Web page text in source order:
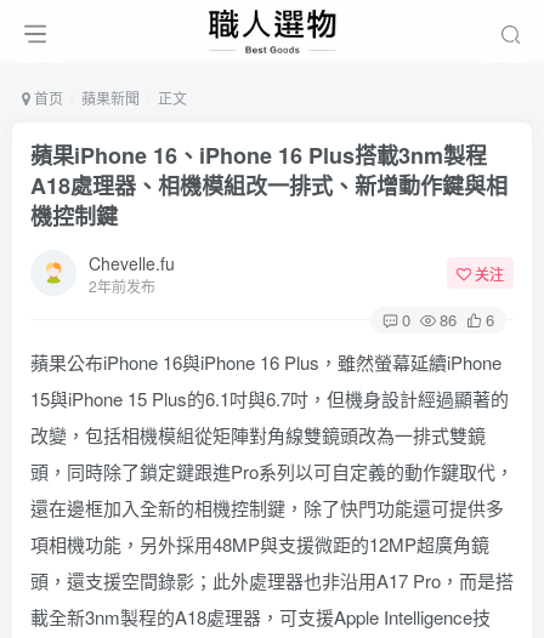
首页 蘋果新聞 正文
蘋果iPhone 16、iPhone 16 Plus搭載3nm製程
A18處理器、相機模組改一排式、新增動作鍵與相
機控制鍵
Chevelle.fu
2年前发布
关注
0 86 6
蘋果公布iPhone 16與iPhone 16 Plus，雖然螢幕延續iPhone
15與iPhone 15 Plus的6.1吋與6.7吋，但機身設計經過顯著的
改變，包括相機模組從矩陣對角線雙鏡頭改為一排式雙鏡
頭，同時除了鎖定鍵跟進Pro系列以可自定義的動作鍵取代，
還在邊框加入全新的相機控制鍵，除了快門功能還可提供多
項相機功能，另外採用48MP與支援微距的12MP超廣角鏡
頭，還支援空間錄影；此外處理器也非沿用A17 Pro，而是搭
載全新3nm製程的A18處理器，可支援Apple Intelligence技